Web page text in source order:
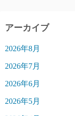
アーカイブ
2026年8月
2026年7月
2026年6月
2026年5月